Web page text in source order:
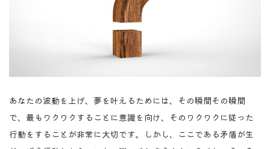
あなたの波動を上げ、夢を叶えるためには、その瞬間その瞬間
で、最もワクワクすることに意識を向け、そのワクワクに従った
行動をすることが非常に大切です。しかし、ここである矛盾が生